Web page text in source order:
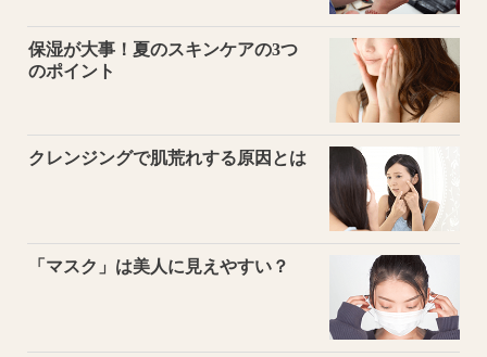
保湿が大事！夏のスキンケアの3つ
のポイント
クレンジングで肌荒れする原因とは
「マスク」は美人に見えやすい？